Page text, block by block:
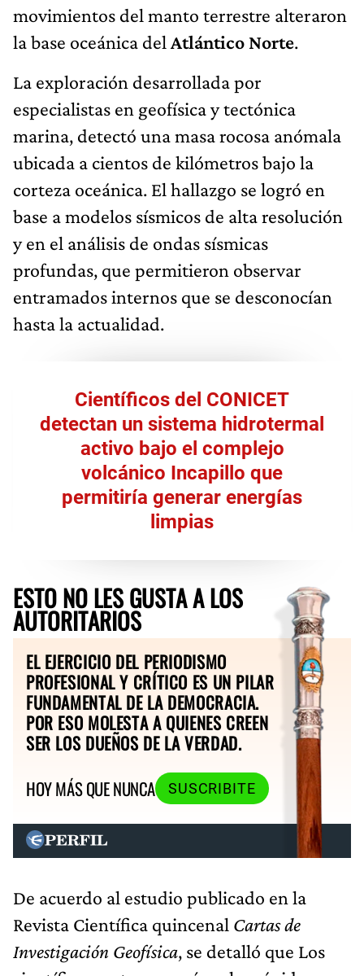
movimientos del manto terrestre alteraron
la base oceánica del Atlántico Norte.
La exploración desarrollada por
especialistas en geofísica y tectónica
marina, detectó una masa rocosa anómala
ubicada a cientos de kilómetros bajo la
corteza oceánica. El hallazgo se logró en
base a modelos sísmicos de alta resolución
y en el análisis de ondas sísmicas
profundas, que permitieron observar
entramados internos que se desconocían
hasta la actualidad.
Científicos del CONICET
detectan un sistema hidrotermal
activo bajo el complejo
volcánico Incapillo que
permitiría generar energías
limpias
ESTO NO LES GUSTA A LOS
AUTORITARIOS
EL EJERCICIO DEL PERIODISMO
PROFESIONAL Y CRÍTICO ES UN PILAR
FUNDAMENTAL DE LA DEMOCRACIA.
POR ESO MOLESTA A QUIENES CREEN
SER LOS DUEÑOS DE LA VERDAD.
HOY MÁS QUE NUNCA
SUSCRIBITE
De acuerdo al estudio publicado en la
Revista Científica quincenal Cartas de
Investigación Geofísica, se detalló que Los